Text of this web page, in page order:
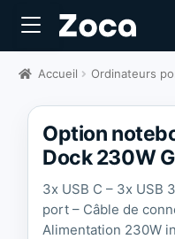
Accueil Ordinateurs
Option
Dock 230W
3x USB C – 3x USB
port – Câble de
Alimentation 230W